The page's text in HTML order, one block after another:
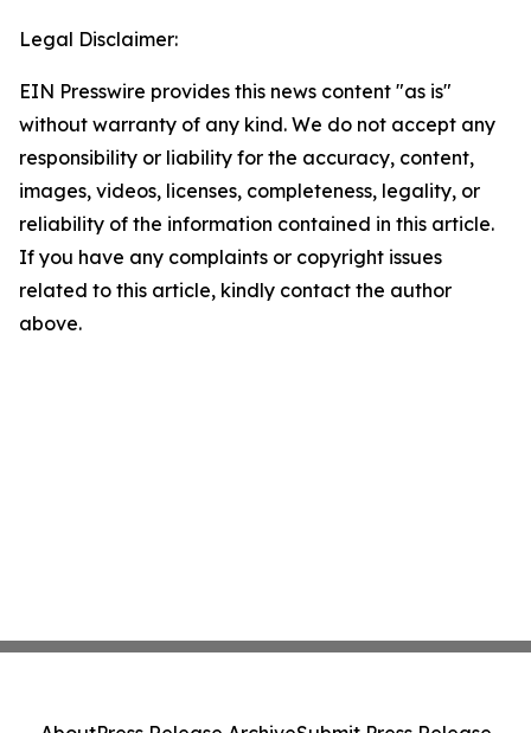
Legal Disclaimer:
EIN Presswire provides this news content "as is"
without warranty of any kind. We do not accept any
responsibility or liability for the accuracy, content,
images, videos, licenses, completeness, legality, or
reliability of the information contained in this article.
If you have any complaints or copyright issues
related to this article, kindly contact the author
above.